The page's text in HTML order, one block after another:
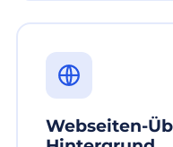
Webseiten-